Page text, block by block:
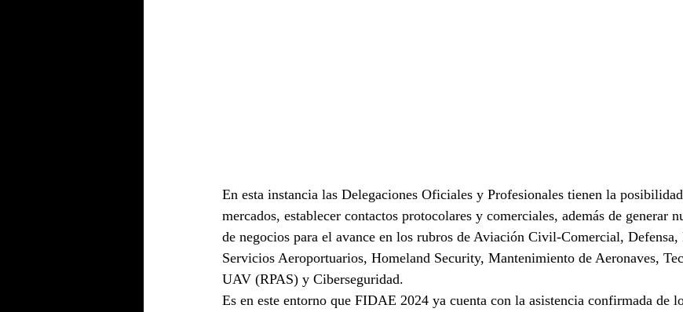
En esta instancia las Delegaciones Oficiales y Profesionales tienen la
mercados, establecer contactos protocolares y comerciales, además de generar
de negocios para el avance en los rubros de Aviación Civil-Comercial,
Servicios Aeroportuarios, Homeland Security, Mantenimiento de Aeronaves,
UAV (RPAS) y Ciberseguridad.
Es en este entorno que FIDAE 2024 ya cuenta con la asistencia confirmada de